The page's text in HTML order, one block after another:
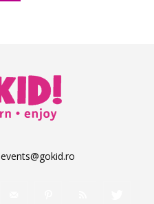
events@gokid.ro